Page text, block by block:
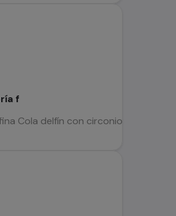
f
Cola delfín con circonio Somos